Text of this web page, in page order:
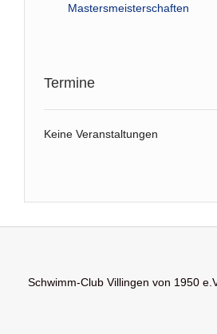
Mastersmeisterschaften
Termine
Keine Veranstaltungen
Schwimm-Club Villingen von 1950